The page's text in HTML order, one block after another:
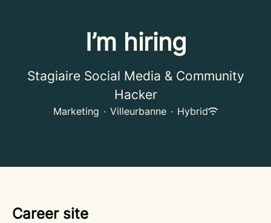
I’m hiring
Stagiaire Social Media & Community
Hacker
Marketing · Villeurbanne · Hybrid
Career site